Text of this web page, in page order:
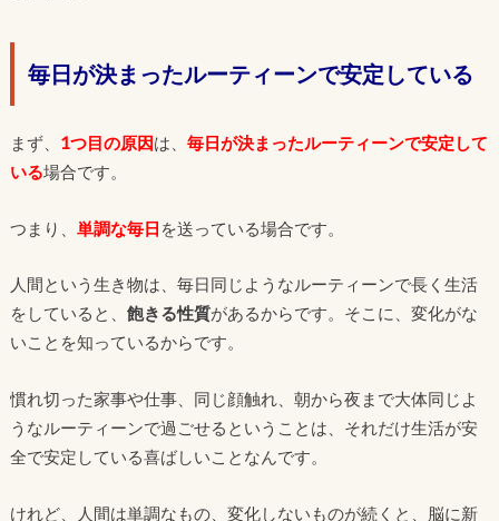
毎日が決まったルーティーンで安定している
まず、 1つ目の原因は、 毎日が決まったルーティーンで安定して
いる場合です。
つまり、 単調な毎日 を送っている場合です。
人間という生き物は、毎日同じようなルーティーンで長く生活
をしていると、 飽きる性質があるからです。そこに、変化がな
いことを知っているからです。
慣れ切った家事や仕事、同じ顔触れ、朝から夜まで大体同じよ
うなルーティーンで過ごせるということは、それだけ生活が安
全で安定している喜ばしいことなんです。
けれど、人間は単調なもの、変化しないものが続くと、脳に新